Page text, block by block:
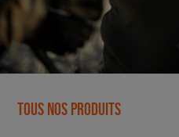
Tous nos produits